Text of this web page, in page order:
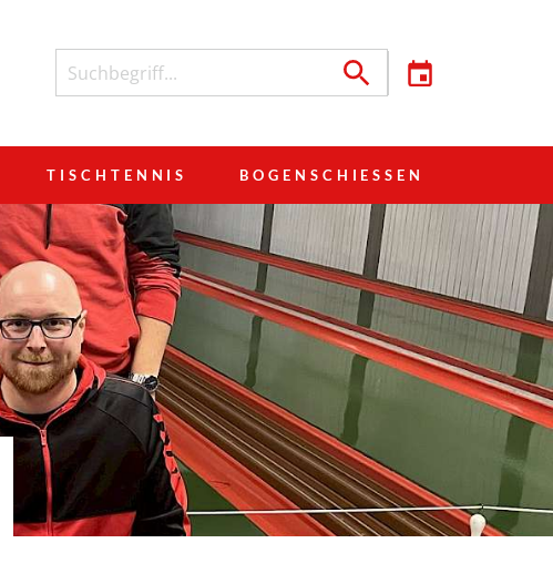
TISCHTENNIS BOGENSCHIESSEN